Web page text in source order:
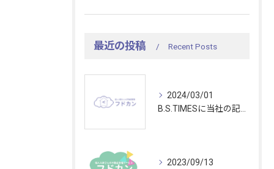
最近の投稿 Recent Posts
2024/03/01
2023/09/13